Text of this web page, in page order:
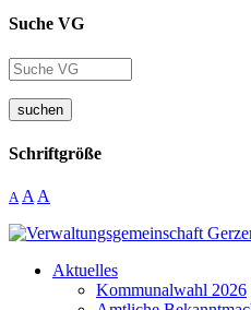
Suche VG
suchen
Schriftgröße
A A A
Aktuelles
Kommunalwahl 2026